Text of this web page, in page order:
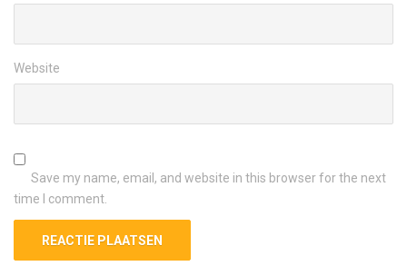
Website
Save my name, email, and website in this browser for the next
time I comment.